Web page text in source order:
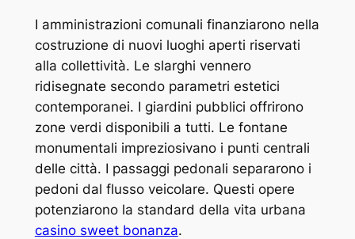
I amministrazioni comunali finanziarono nella
costruzione di nuovi luoghi aperti riservati
alla collettività. Le slarghi vennero
ridisegnate secondo parametri estetici
contemporanei. I giardini pubblici offrirono
zone verdi disponibili a tutti. Le fontane
monumentali impreziosivano i punti centrali
delle città. I passaggi pedonali separarono i
pedoni dal flusso veicolare. Questi opere
potenziarono la standard della vita urbana
casino sweet bonanza.